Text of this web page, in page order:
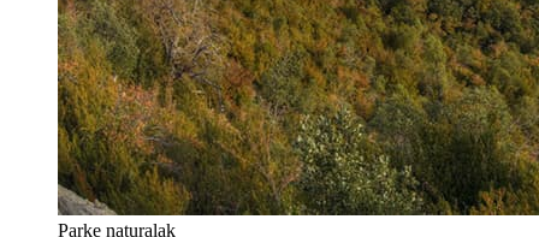
Parke naturalak